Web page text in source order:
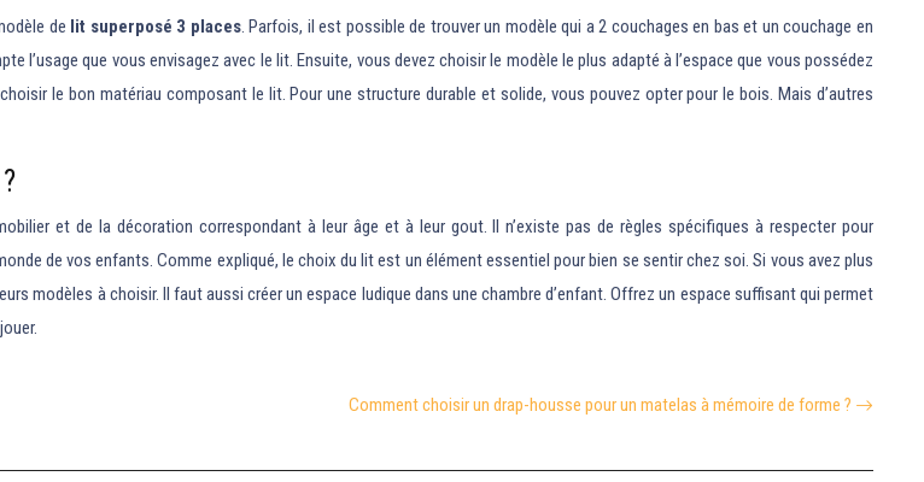
de lit superposé 3 places. Parfois, il est possible de trouver un modèle qui a 2 couchages en bas et un couchage en
l’usage que vous envisagez avec le lit. Ensuite, vous devez choisir le modèle le plus adapté à l’espace que vous possédez
le bon matériau composant le lit. Pour une structure durable et solide, vous pouvez opter pour le bois. Mais d’autres
et de la décoration correspondant à leur âge et à leur gout. Il n’existe pas de règles spécifiques à respecter pour
de vos enfants. Comme expliqué, le choix du lit est un élément essentiel pour bien se sentir chez soi. Si vous avez plus
modèles à choisir. Il faut aussi créer un espace ludique dans une chambre d’enfant. Offrez un espace suffisant qui permet
Comment choisir un drap-housse pour un matelas à mémoire de forme ?